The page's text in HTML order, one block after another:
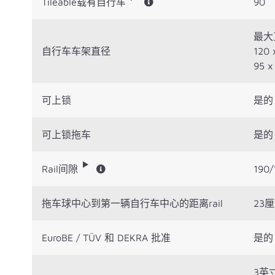
自行车车架直径
最大
120
95
可上锁 是的
可上锁拖车 是的
Rail间隙
拖车球中心到第一辆自行车中心的距离rail 23
EuroBE / TÜV 和 DEKRA 批准 是的
3英